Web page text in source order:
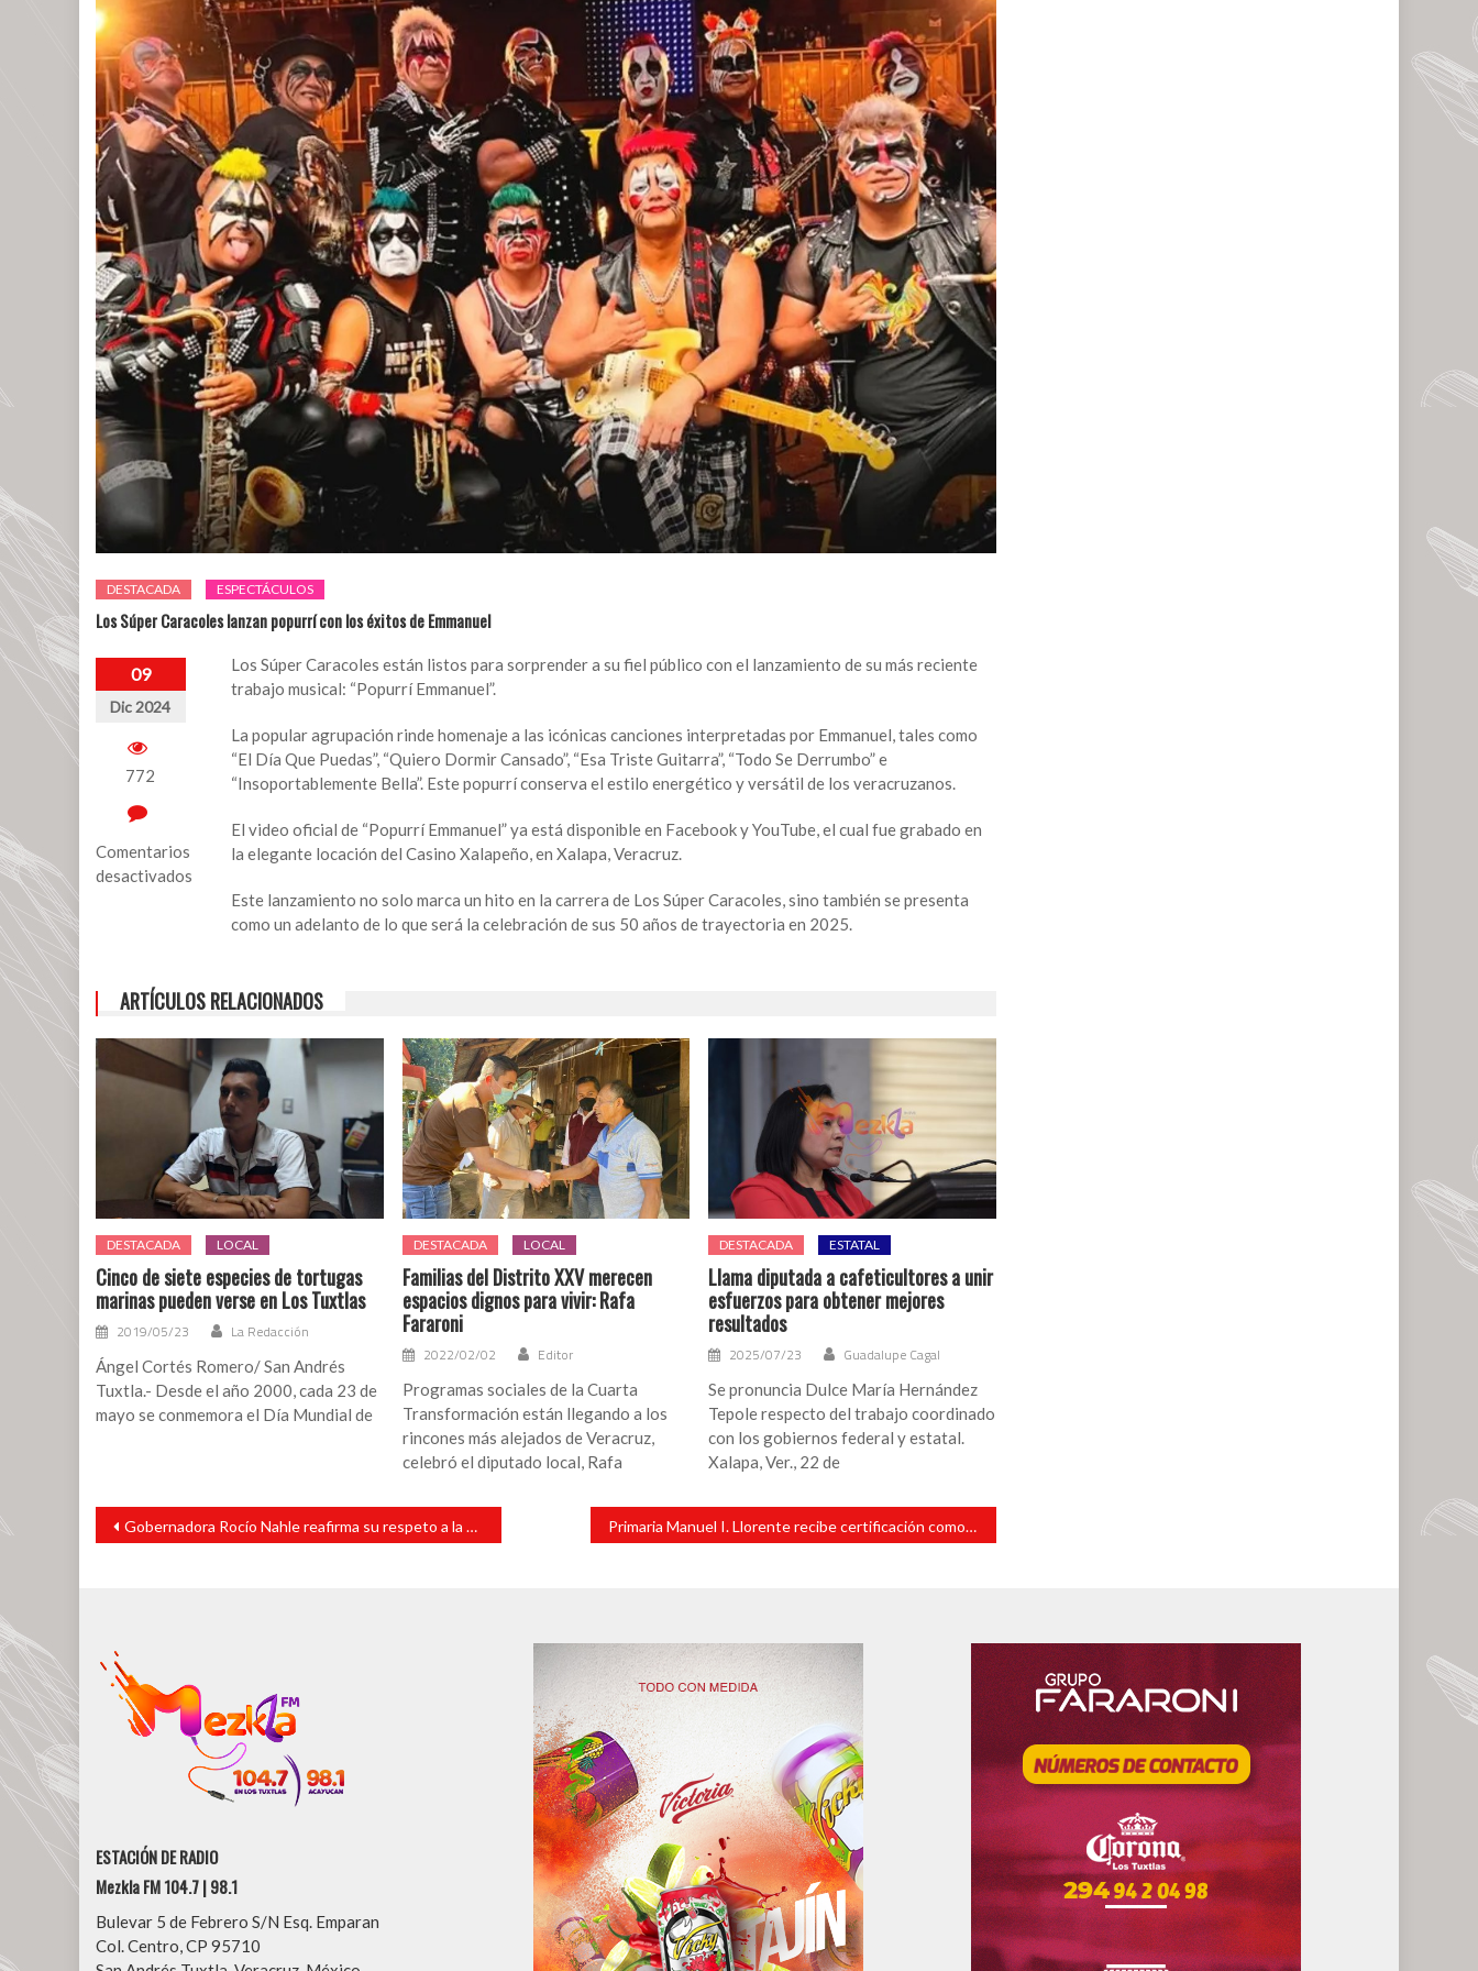
DESTACADA ESPECTÁCULOS
Los Súper Caracoles lanzan popurrí con los éxitos de Emmanuel
09
Dic 2024
772
Comentarios
desactivados
Caracoles
lanzan
con
los
Emmanuel
Los Súper Caracoles están listos para sorprender a su fiel público con el lanzamiento de su más reciente
trabajo musical: “Popurrí Emmanuel”.
La popular agrupación rinde homenaje a las icónicas canciones interpretadas por Emmanuel, tales como
“El Día Que Puedas”, “Quiero Dormir Cansado”, “Esa Triste Guitarra”, “Todo Se Derrumbo” e
“Insoportablemente Bella”. Este popurrí conserva el estilo energético y versátil de los veracruzanos.
El video oficial de “Popurrí Emmanuel” ya está disponible en Facebook y YouTube, el cual fue grabado en
la elegante locación del Casino Xalapeño, en Xalapa, Veracruz.
Este lanzamiento no solo marca un hito en la carrera de Los Súper Caracoles, sino también se presenta
como un adelanto de lo que será la celebración de sus 50 años de trayectoria en 2025.
ARTÍCULOS RELACIONADOS
DESTACADA LOCAL
Cinco de siete especies de tortugas
marinas pueden verse en Los Tuxtlas
2019/05/23 La Redacción
Ángel Cortés Romero/ San Andrés
Tuxtla.- Desde el año 2000, cada 23 de
mayo se conmemora el Día Mundial de
DESTACADA LOCAL
Familias del Distrito XXV merecen
espacios dignos para vivir: Rafa
Fararoni
2022/02/02 Editor
Programas sociales de la Cuarta
Transformación están llegando a los
rincones más alejados de Veracruz,
celebró el diputado local, Rafa
DESTACADA ESTATAL
Llama diputada a cafeticultores a unir
esfuerzos para obtener mejores
resultados
2025/07/23 Guadalupe Cagal
Se pronuncia Dulce María Hernández
Tepole respecto del trabajo coordinado
con los gobiernos federal y estatal.
Xalapa, Ver., 22 de
Navegación
entradas
Gobernadora Rocío Nahle reafirma su respeto a la separación de Poderes Primaria Manuel I. Llorente recibe certificación como Promotora de la Salud
ESTACIÓN DE RADIO
Mezkla FM 104.7 | 98.1
Bulevar 5 de Febrero S/N Esq. Emparan
Col. Centro, CP 95710